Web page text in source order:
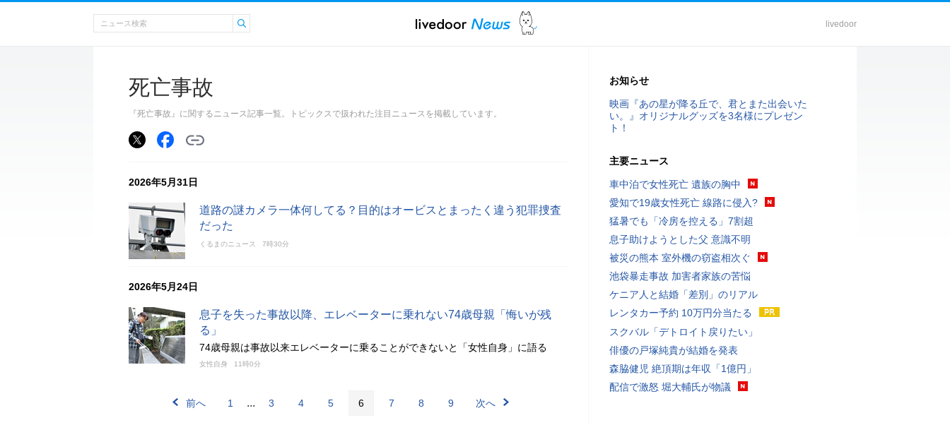
livedoor
死亡事故
『死亡事故』に関するニュース記事一覧。トピックスで扱われた注目ニュースを掲載しています。
2026年5月31日
道路の謎カメラ一体何してる？目的はオービスとまったく違う犯罪捜査
だった
くるまのニュース 7時30分
2026年5月24日
息子を失った事故以降、エレベーターに乗れない74歳母親「悔いが残
る」
74歳母親は事故以来エレベーターに乗ることができないと「女性自身」に語る
女性自身 11時0分
前へ 1 ... 3 4 5 6 7 8 9 次へ
お知らせ
映画『あの星が降る丘で、君とまた出会いた
い。』オリジナルグッズを3名様にプレゼン
ト！
主要ニュース
車中泊で女性死亡 遺族の胸中
愛知で19歳女性死亡 線路に侵入?
猛暑でも「冷房を控える」7割超
息子助けようとした父 意識不明
被災の熊本 室外機の窃盗相次ぐ
池袋暴走事故 加害者家族の苦悩
ケニア人と結婚「差別」のリアル
レンタカー予約 10万円分当たる
スクバル「デトロイト戻りたい」
俳優の戸塚純貴が結婚を発表
森脇健児 絶頂期は年収「1億円」
配信で激怒 堀大輔氏が物議